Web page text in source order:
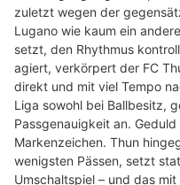
zuletzt wegen der
Lugano wie kaum ein
setzt, den Rhythmus
agiert, verkörpert der FC
direkt und mit viel Tempo
Liga sowohl bei Ballbesitz,
Passgenauigkeit an.
Markenzeichen. Thun
wenigsten Pässen, setzt
Umschaltspiel – und das